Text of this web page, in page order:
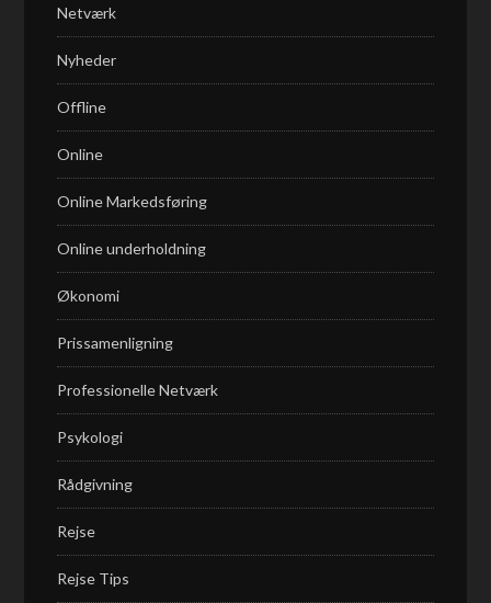
Netværk
Nyheder
Offline
Online
Online Markedsføring
Online underholdning
Økonomi
Prissamenligning
Professionelle Netværk
Psykologi
Rådgivning
Rejse
Rejse Tips